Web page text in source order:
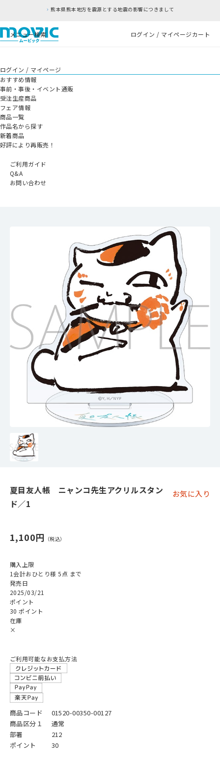
熊本県熊本地方を震源とする地震の影響につきまして
メニュー検索 ログイン / マイページカート
ログイン / マイページ
おすすめ情報
事前・事後・イベント通販
受注生産商品
フェア情報
商品一覧
作品名から探す
新着商品
好評により再販売！
ご利用ガイド
Q&A
お問い合わせ
夏目友人帳 ニャンコ先生アクリルスタン
ド／1
お気に入り
1,100円
購入上限
1会計おひとり様 5点 まで
発売日
2025/03/21
ポイント
30 ポイント
在庫
×
ご利用可能なお支払方法
商品コード
01520-00350-00127
商品区分１
通常
部署
212
ポイント
30